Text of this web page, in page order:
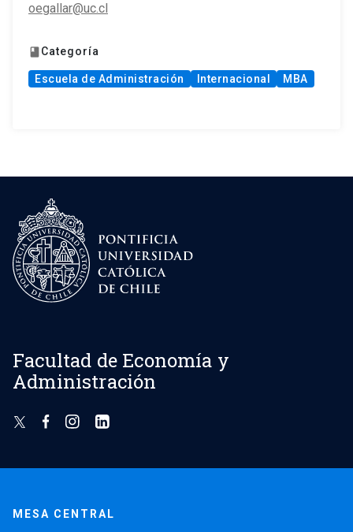
oegallar@uc.cl
book Categoría
Escuela de Administración Internacional MBA
Facultad de Economía y
Administración
MESA CENTRAL